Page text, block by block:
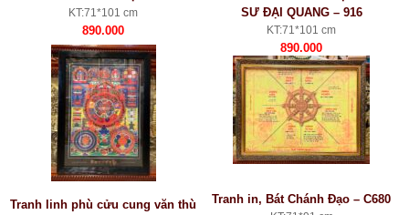
KT:71*101 cm
890.000
SƯ ĐẠI QUANG – 916
KT:71*101 cm
890.000
Tranh linh phù cửu cung văn thù
Tranh in, Bát Chánh Đạo – C680